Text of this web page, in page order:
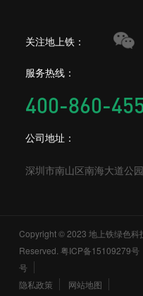
关注地上铁：
服务热线：
400-860-
公司地址：
深圳市南山区南海大道公
Copyright © 2023 地上铁绿色科
Reserved. 粤ICP备15109279号
号
隐私政策
网站地图